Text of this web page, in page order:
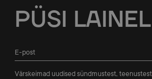
PÜSI LAINEL
Värskeimad uudised sündmustest,